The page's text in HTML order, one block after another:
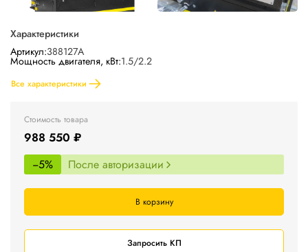
Характеристики
Артикул:388127А
Мощность двигателя, кВт:1.5/2.2
Все характеристики
Стоимость товара
988 550 ₽
−5% После авторизации
В корзину
Запросить КП